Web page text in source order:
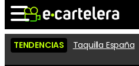
TENDENCIAS Taquilla España